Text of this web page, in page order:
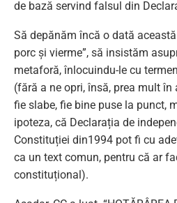
de bază servind falsul din
Să depănăm încă o dată
porc și vierme”, să insistăm
metaforă, înlocuindu-le cu
(fără a ne opri, însă, prea mult
fie slabe, fie bine puse la punct,
ipoteza, că Declarația de
Constituției din1994 pot fi cu
ca un text comun, pentru că ar
constituțional).